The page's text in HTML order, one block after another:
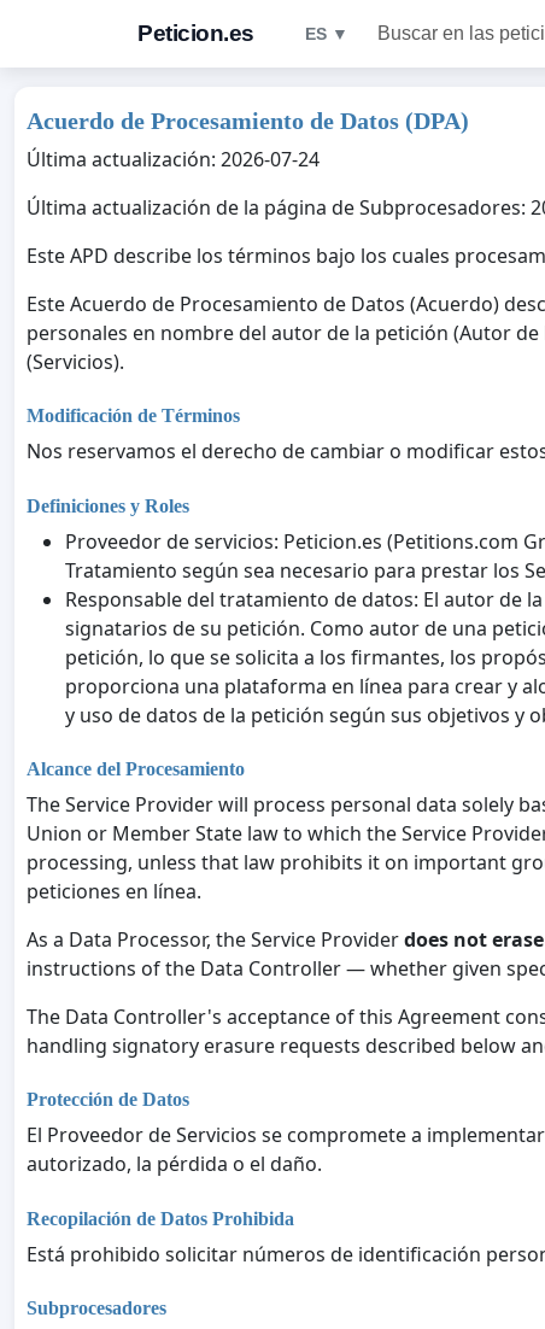
Peticion.es ES ▼ Buscar en las
Acuerdo de Procesamiento de Datos (DPA)
Última actualización: 2026-07-24
Última actualización de la página de Subprocesadores:
Este APD describe los términos bajo los cuales
Este Acuerdo de Procesamiento de Datos (Acuerdo)
personales en nombre del autor de la petición (Autor
(Servicios).
Modificación de Términos
Nos reservamos el derecho de cambiar o modificar
Definiciones y Roles
Proveedor de servicios: Peticion.es (Petitions.com
Tratamiento según sea necesario para prestar los
Responsable del tratamiento de datos: El autor de
signatarios de su petición. Como autor de una
petición, lo que se solicita a los firmantes, los
proporciona una plataforma en línea para crear y
y uso de datos de la petición según sus objetivos y
Alcance del Procesamiento
The Service Provider will process personal data solely
Union or Member State law to which the Service
processing, unless that law prohibits it on important
peticiones en línea.
As a Data Processor, the Service Providerdoes not
instructions of the Data Controller — whether given
The Data Controller's acceptance of this Agreement
handling signatory erasure requests described below
Protección de Datos
El Proveedor de Servicios se compromete a
autorizado, la pérdida o el daño.
Recopilación de Datos Prohibida
Está prohibido solicitar números de identificación
Subprocesadores